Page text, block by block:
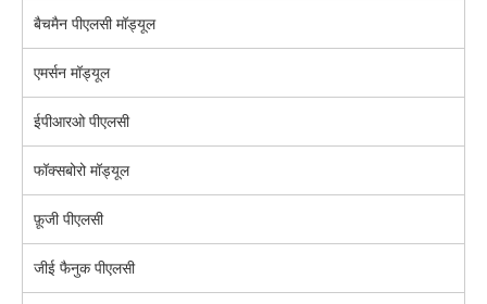
बैचमैन पीएलसी मॉड्यूल
एमर्सन मॉड्यूल
ईपीआरओ पीएलसी
फॉक्सबोरो मॉड्यूल
फ़ूजी पीएलसी
जीई फैनुक पीएलसी